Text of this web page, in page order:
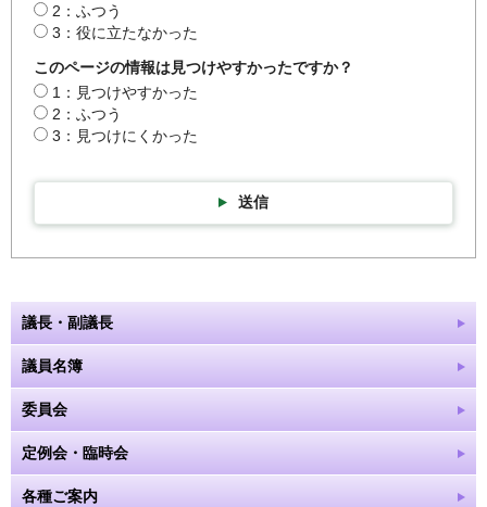
2：ふつう
3：役に立たなかった
このページの情報は見つけやすかったですか？
1：見つけやすかった
2：ふつう
3：見つけにくかった
送信
議長・副議長
議員名簿
委員会
定例会・臨時会
各種ご案内